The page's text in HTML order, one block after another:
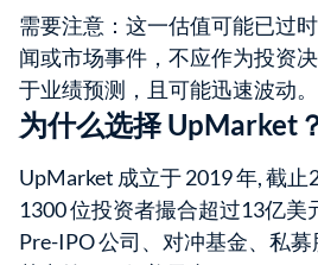
需要注意：这一估值可能已过
闻或市场事件，不应作为投资
于业绩预测，且可能迅速波动。
为什么选择 UpMarket
UpMarket 成立于 2019 年, 截
1300 位投资者撮合超过13亿美
Pre-IPO 公司、对冲基金、私募